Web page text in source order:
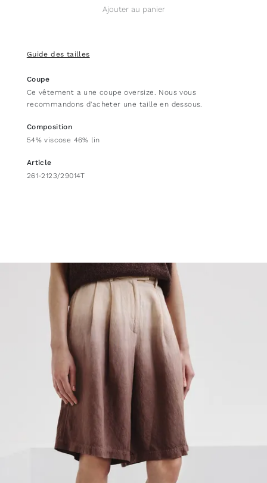
Ajouter au panier
Guide des tailles
Coupe
Ce vêtement a une coupe oversize. Nous vous
recommandons d'acheter une taille en dessous.
Composition
54% viscose 46% lin
Article
261-2123/29014T